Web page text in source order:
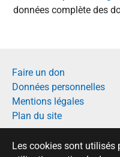
Les cookies sont utilisés
données complète des
Faire un don
Données personnelles
Mentions légales
Plan du site
Français
English